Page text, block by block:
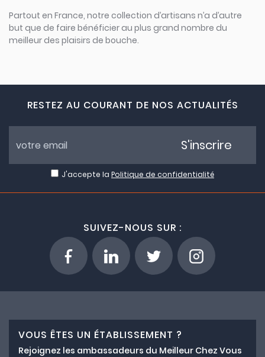
Partout en France, notre collection d’artisans n’a d’autre
but que de faire bénéficier au plus grand nombre du
meilleur des plaisirs de bouche.
RESTEZ AU COURANT DE NOS ACTUALITÉS
J'accepte la Politique de confidentialité
S'inscrire
SUIVEZ-NOUS SUR :
VOUS ÊTES UN ÉTABLISSEMENT ?
Rejoignez les ambassadeurs du Meilleur Chez Vous